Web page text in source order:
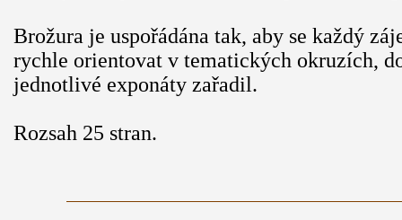
Brožura je uspořádána tak, aby se každý
rychle orientovat v tematických okruzích,
jednotlivé exponáty zařadil.
Rozsah 25 stran.